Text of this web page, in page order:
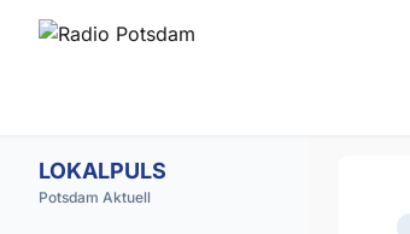
LOKALPULS
Potsdam Aktuell